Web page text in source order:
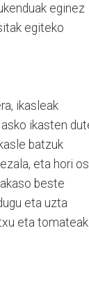
eginez
egiteko
ikasleak
ikasten
batzuk
eta hori
beste
eta uzta
eta tomateak